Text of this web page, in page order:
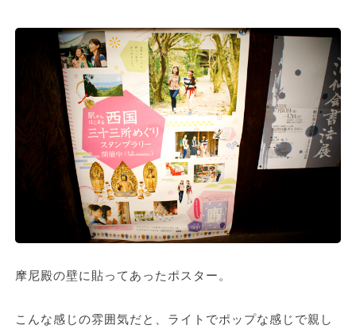
摩尼殿の壁に貼ってあったポスター。
こんな感じの雰囲気だと、ライトでポップな感じで親し